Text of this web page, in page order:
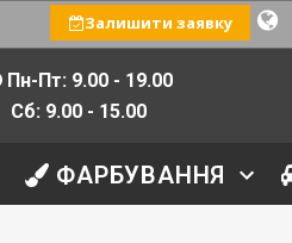
Залишити заявку
Пн-Пт: 9.00 - 19.00
Сб: 9.00 - 15.00
ФАРБУВАННЯ